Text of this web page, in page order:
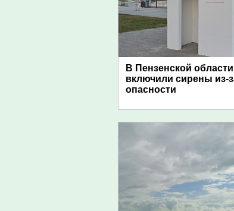
В Пензенской
включили сирены из-
опасности